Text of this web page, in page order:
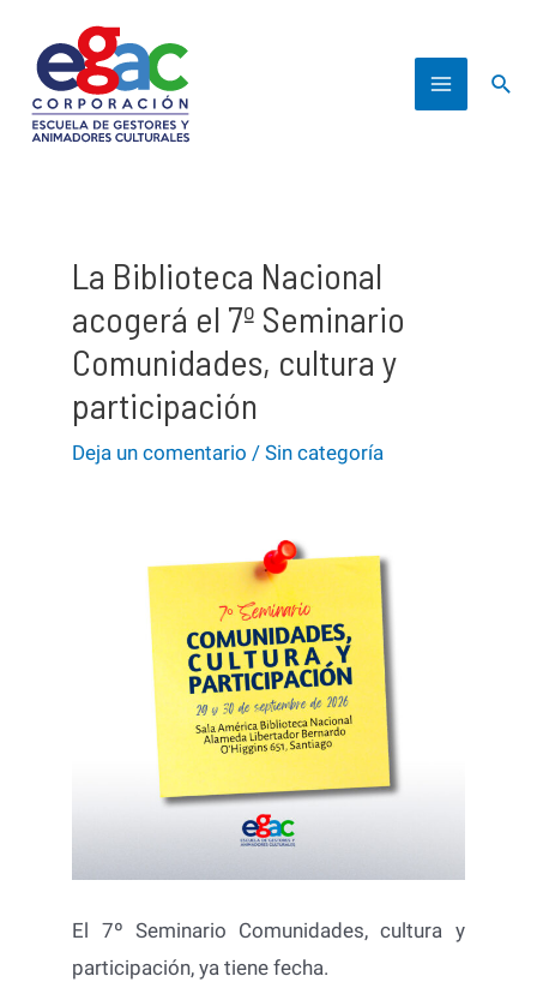
contenido
Main
La Biblioteca Nacional
acogerá el 7º Seminario
Comunidades, cultura y
participación
Deja un comentario /Sin categoría
El 7º Seminario Comunidades, cultura y
participación, ya tiene fecha.